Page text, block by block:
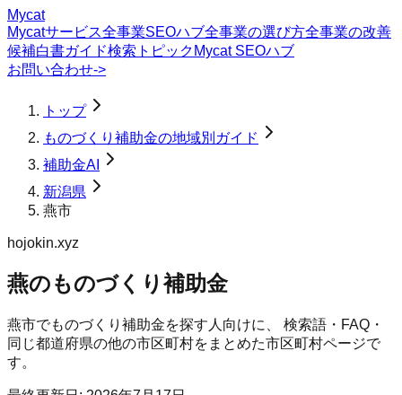
Mycat
Mycatサービス全事業SEOハブ全事業の選び方全事業の改善
候補白書ガイド検索トピック Mycat SEOハブ
お問い合わせ->
トップ
ものづくり補助金の地域別ガイド
補助金AI
新潟県
燕市
hojokin.xyz
燕のものづくり補助金
燕市でものづくり補助金を探す人向けに、 検索語・FAQ・
同じ都道府県の他の市区町村をまとめた市区町村ページで
す。